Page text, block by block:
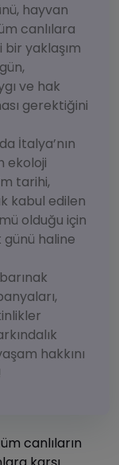
hayvan
canlılara
yaklaşım
ve hak
gerektiğini
İtalya’nın
ekoloji
tarihi,
kabul edilen
olduğu için
günü haline
hakkını
canlıların